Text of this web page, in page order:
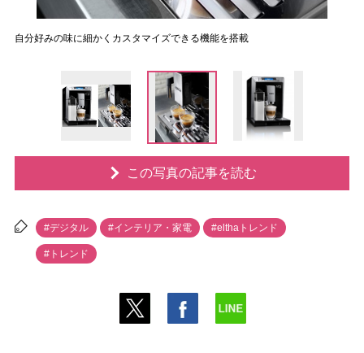
自分好みの味に細かくカスタマイズできる機能を搭載
この写真の記事を読む
#デジタル #インテリア・家電 #elthaトレンド
#トレンド